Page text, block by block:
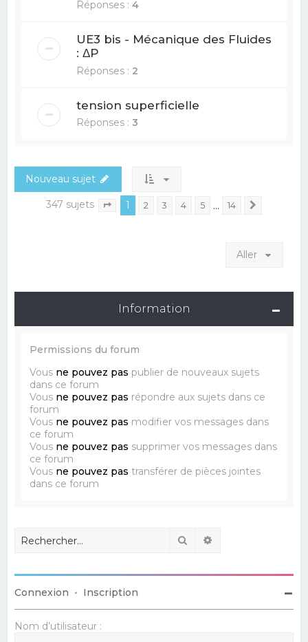
Réponses :4
UE3 bis - Mécanique des Fluides
: ΔP
Réponses : 2
tension superficielle
Réponses :3
Nouveau sujet
347 sujets Page sur 14
1 2 3 4 5 … 14
Aller
Information
Permissions du forum
Vous ne pouvez pas publier de nouveaux sujets
dans ce forum
Vous ne pouvez pas répondre aux sujets dans ce
forum
Vous ne pouvez pas modifier vos messages dans
ce forum
Vous ne pouvez pas supprimer vos messages dans
ce forum
Vous ne pouvez pas transférer de pièces jointes
dans ce forum
Rechercher
Connexion • Inscription
Nom d’utilisateur :